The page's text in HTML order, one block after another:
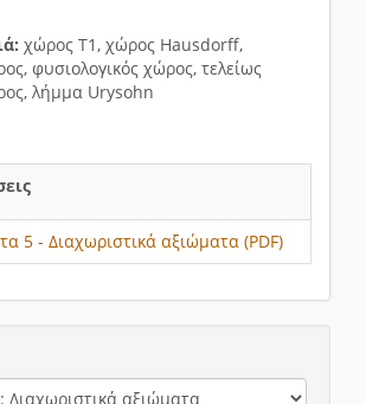
χώρος Τ1, χώρος Hausdorff,
φυσιολογικός χώρος, τελείως
λήμμα Urysohn
5 - Διαχωριστικά αξιώματα (PDF)